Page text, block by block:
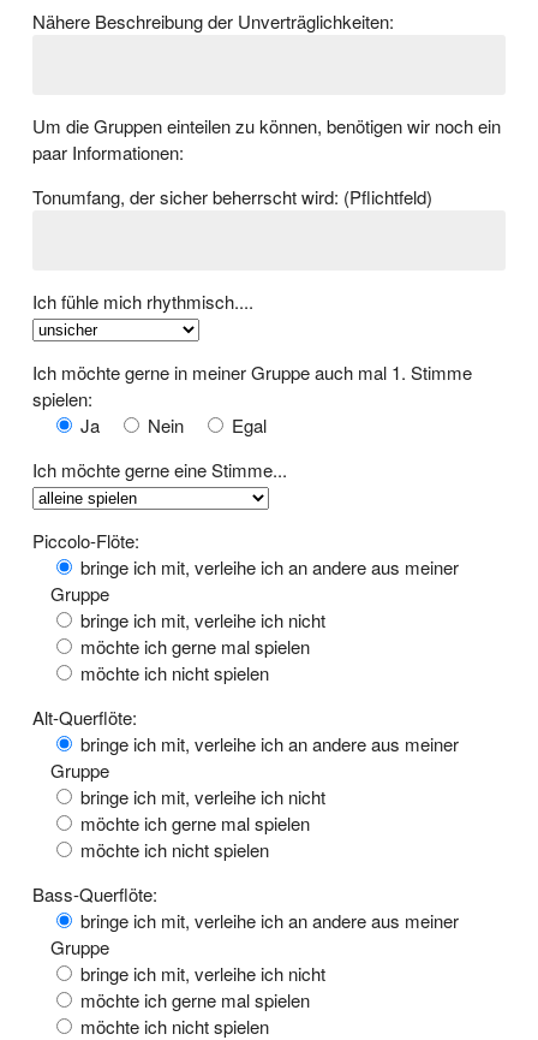
Nähere Beschreibung der Unverträglichkeiten:
Um die Gruppen einteilen zu können, benötigen wir noch ein
paar Informationen:
Tonumfang, der sicher beherrscht wird: (Pflichtfeld)
Ich fühle mich rhythmisch....
Ich möchte gerne in meiner Gruppe auch mal 1. Stimme
spielen:
Ja
Nein
Egal
Ich möchte gerne eine Stimme...
Piccolo-Flöte:
bringe ich mit, verleihe ich an andere aus meiner
Gruppe
bringe ich mit, verleihe ich nicht
möchte ich gerne mal spielen
möchte ich nicht spielen
Alt-Querflöte:
bringe ich mit, verleihe ich an andere aus meiner
Gruppe
bringe ich mit, verleihe ich nicht
möchte ich gerne mal spielen
möchte ich nicht spielen
Bass-Querflöte:
bringe ich mit, verleihe ich an andere aus meiner
Gruppe
bringe ich mit, verleihe ich nicht
möchte ich gerne mal spielen
möchte ich nicht spielen